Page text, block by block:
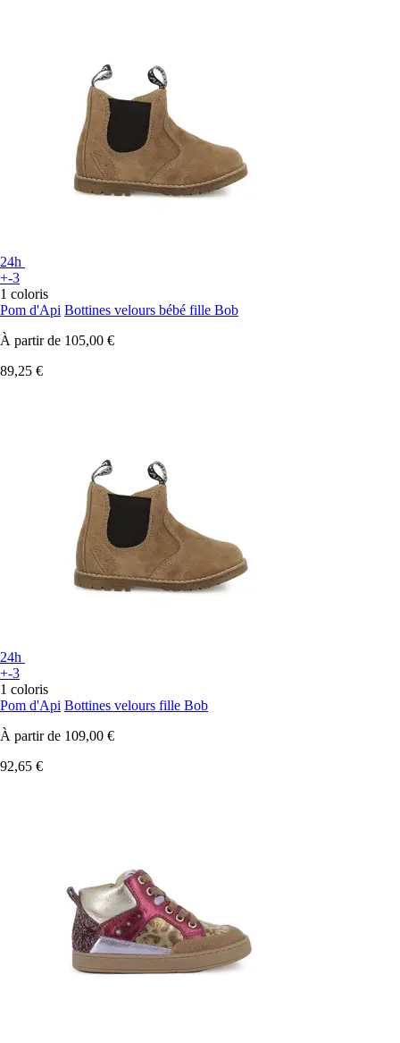
24h
+-3
1 coloris
Pom d'Api Bottines velours bébé fille Bob
À partir de 105,00 €
89,25 €
24h
+-3
1 coloris
Pom d'Api Bottines velours fille Bob
À partir de 109,00 €
92,65 €